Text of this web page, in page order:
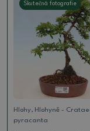
Skutečná fotografie
Hlohy, Hlohyně -
pyracanta